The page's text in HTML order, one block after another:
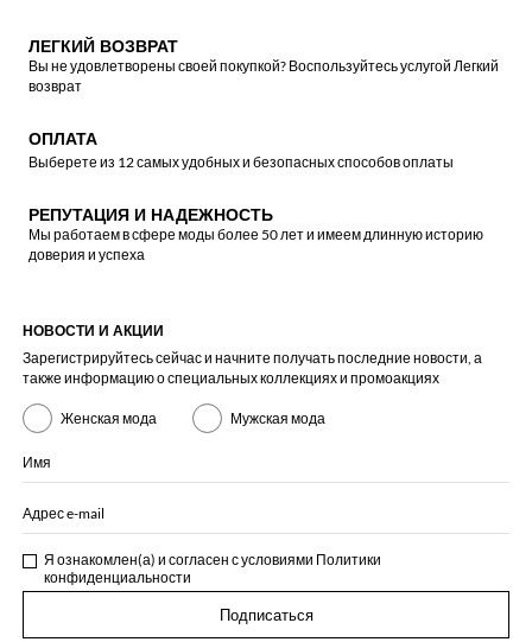
ЛЕГКИЙ ВОЗВРАТ
Вы не удовлетворены своей покупкой? Воспользуйтесь услугой Легкий
возврат
ОПЛАТА
Выберете из 12 самых удобных и безопасных способов оплаты
РЕПУТАЦИЯ И НАДЕЖНОСТЬ
Мы работаем в сфере моды более 50 лет и имеем длинную историю
доверия и успеха
НОВОСТИ И АКЦИИ
Зарегистрируйтесь сейчас и начните получать последние новости, а
также информацию о специальных коллекциях и промоакциях
Женская мода Мужская мода
Имя
Адрес e-mail
Я ознакомлен(а) и согласен с условиями Политики
конфиденциальности
Подписаться